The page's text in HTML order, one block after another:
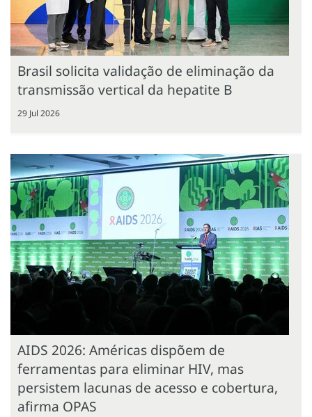
Brasil solicita validação de eliminação da
transmissão vertical da hepatite B
29 Jul 2026
AIDS 2026: Américas dispõem de
ferramentas para eliminar HIV, mas
persistem lacunas de acesso e cobertura,
afirma OPAS